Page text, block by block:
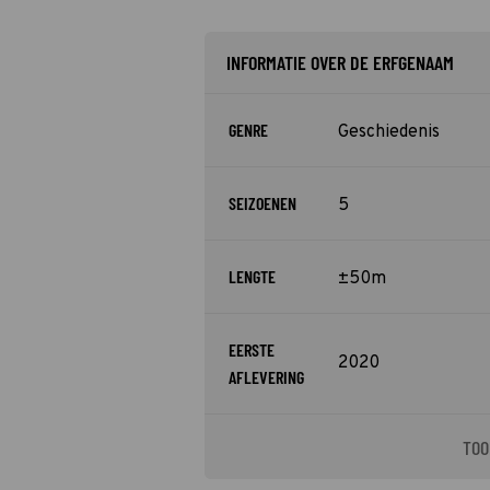
INFORMATIE OVER DE ERFGENAAM
GENRE Geschiedenis
SEIZOENEN 5
LENGTE ±50m
EERSTE
AFLEVERING
2020